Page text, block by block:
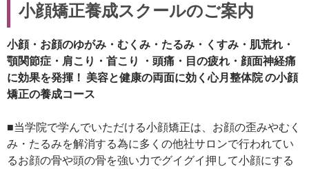
小顔矯正養成スクールのご案内
小顔・お顔のゆがみ・むくみ・たるみ・くすみ・肌荒れ・
顎関節症・肩こり・首こり ・頭痛・目の疲れ・顔面神経痛
に効果を発揮！ 美容と健康の両面に効く心月整体院 の小顔
矯正の養成コース
■当学院で学んでいただける小顔矯正は、お顔の歪みやむく
み・たるみを解消する為に多くの他社サロンで行われてい
るお顔の骨や頭の骨を強い力でグイグイ押して小顔にする